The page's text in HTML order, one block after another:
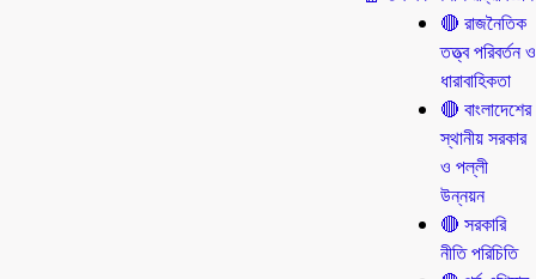
🔴 রাজনৈতিক
তত্ত্ব পরিবর্তন ও
ধারাবাহিকতা
🔴 বাংলাদেশের
স্থানীয় সরকার
ও পল্লী
উন্নয়ন
🔴 সরকারি
নীতি পরিচিতি